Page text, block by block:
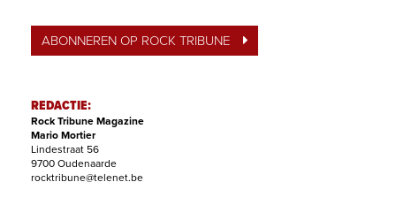
ABONNEREN OP ROCK TRIBUNE
REDACTIE:
Rock Tribune Magazine
Mario Mortier
Lindestraat 56
9700 Oudenaarde
rocktribune@telenet.be